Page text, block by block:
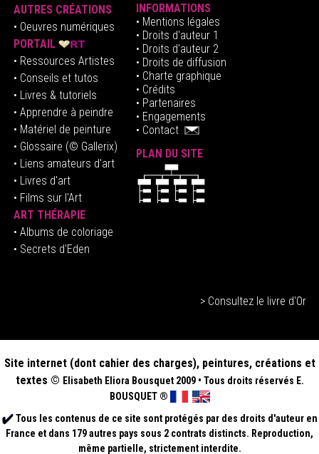
AUTRES CRÉATIONS
• Oeuvres numériques
PORTAIL
• Ressources Artistes
• Conseils et tutos
• Livres & tutoriels
• Apprendre à peindre
• Matériel de peinture
• Glossaire (© Gallerix)
• Liens amateurs d'art
• Livres d'art
• Films sur l'Art
ART THÉRAPIE
• Albums de coloriage
• Secrets d'Eden
INFORMATIONS
• Mentions légales
• Droits d'auteur1
• Droits d'auteur 2
• Droits de diffusion
• Charte graphique
• Crédits
• Partenaires
• Engagements
• Contact
PLAN DU SITE
> Consultez le livre d'Or
Site internet (dont cahier des charges), peintures, créations et
textes © Elisabeth Eliora Bousquet 2009 • Tous droits réservés E.
BOUSQUET ®
Tous les contenus de ce site sont protégés par des droits d'auteur en
France et dans 179 autres pays sous 2 contrats distincts. Reproduction,
même partielle, strictement interdite.